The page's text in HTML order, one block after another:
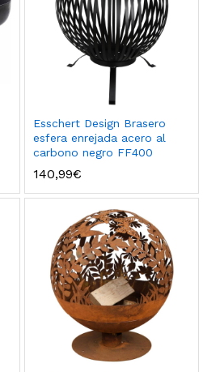
Esschert Design Brasero
esfera enrejada acero al
carbono negro FF400
140,99€